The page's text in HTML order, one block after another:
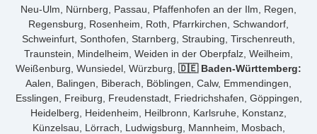
Neu-Ulm, Nürnberg, Passau, Pfaffenhofen an der Ilm, Regen,
Regensburg, Rosenheim, Roth, Pfarrkirchen, Schwandorf,
Schweinfurt, Sonthofen, Starnberg, Straubing, Tirschenreuth,
Traunstein, Mindelheim, Weiden in der Oberpfalz, Weilheim,
Weißenburg, Wunsiedel, Würzburg, 🇩🇪 Baden-Württemberg:
Aalen, Balingen, Biberach, Böblingen, Calw, Emmendingen,
Esslingen, Freiburg, Freudenstadt, Friedrichshafen, Göppingen,
Heidelberg, Heidenheim, Heilbronn, Karlsruhe, Konstanz,
Künzelsau, Lörrach, Ludwigsburg, Mannheim, Mosbach,